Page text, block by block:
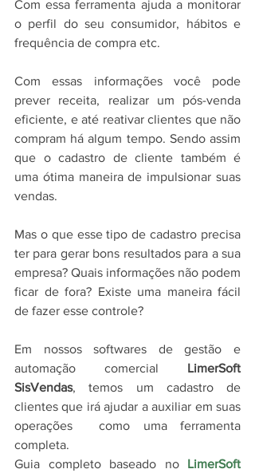
Com essa ferramenta ajuda a monitorar
o perfil do seu consumidor, hábitos e
frequência de compra etc.
Com essas informações você pode
prever receita, realizar um pós-venda
eficiente, e até reativar clientes que não
compram há algum tempo. Sendo assim
que o cadastro de cliente também é
uma ótima maneira de impulsionar suas
vendas.
Mas o que esse tipo de cadastro precisa
ter para gerar bons resultados para a sua
empresa? Quais informações não podem
ficar de fora? Existe uma maneira fácil
de fazer esse controle?
Em nossos softwares de gestão e
automação comercial LimerSoft
SisVendas, temos um cadastro de
clientes que irá ajudar a auxiliar em suas
operações  como uma ferramenta
completa.
Guia completo baseado no LimerSoft